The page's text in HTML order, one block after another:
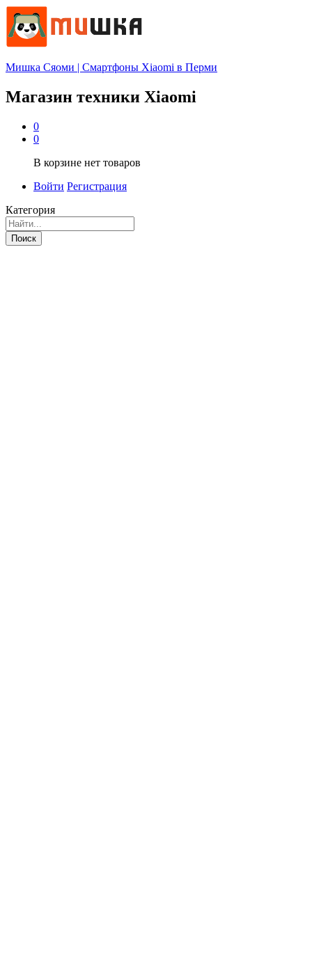
Мишка Сяоми | Смартфоны Xiaomi в Перми
Магазин техники Xiaomi
0
0
В корзине нет товаров
Войти Регистрация
Категория
Поиск